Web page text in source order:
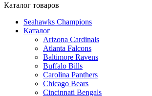
Каталог товаров
Seahawks Champions
Каталог
Arizona Cardinals
Atlanta Falcons
Baltimore Ravens
Buffalo Bills
Carolina Panthers
Chicago Bears
Cincinnati Bengals